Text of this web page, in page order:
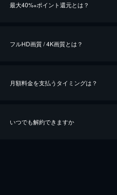
最大40%※ポイント還元とは？
※40％ポイント還元の対象は、クレジットカー
フルHD画質 / 4K画質とは？
月額料金を支払うタイミングは？
いつでも解約できますか